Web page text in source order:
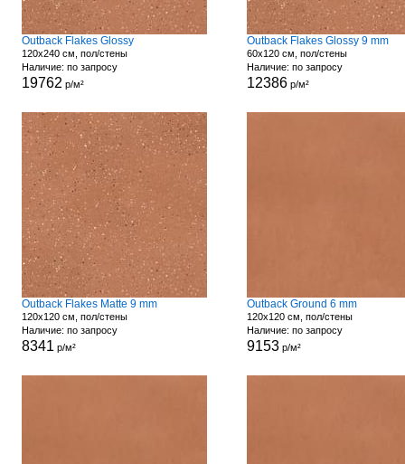
Outback Flakes Glossy
120x240 см, пол/стены
Наличие: по запросу
19762 р/м²
Outback Flakes Glossy 9 mm
60x120 см, пол/стены
Наличие: по запросу
12386р/м²
Outback Flakes Matte 9 mm
120x120 см, пол/стены
Наличие: по запросу
8341 р/м²
Outback Ground 6 mm
120x120 см, пол/стены
Наличие: по запросу
9153р/м²